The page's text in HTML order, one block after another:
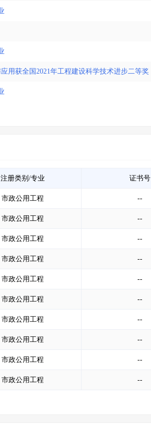
用获全国2021年工程建设科学技术进步二等奖
注册类别/专业 证书号
市政公用工程 --
市政公用工程 --
市政公用工程 --
市政公用工程 --
市政公用工程 --
市政公用工程 --
市政公用工程 --
市政公用工程 --
市政公用工程 --
市政公用工程 --